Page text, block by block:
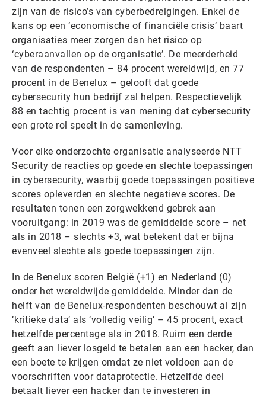
zijn van de risico’s van cyberbedreigingen. Enkel de
kans op een ‘economische of financiële crisis’ baart
organisaties meer zorgen dan het risico op
‘cyberaanvallen op de organisatie’. De meerderheid
van de respondenten – 84 procent wereldwijd, en 77
procent in de Benelux – gelooft dat goede
cybersecurity hun bedrijf zal helpen. Respectievelijk
88 en tachtig procent is van mening dat cybersecurity
een grote rol speelt in de samenleving.
Voor elke onderzochte organisatie analyseerde NTT
Security de reacties op goede en slechte toepassingen
in cybersecurity, waarbij goede toepassingen positieve
scores opleverden en slechte negatieve scores. De
resultaten tonen een zorgwekkend gebrek aan
vooruitgang: in 2019 was de gemiddelde score – net
als in 2018 – slechts +3, wat betekent dat er bijna
evenveel slechte als goede toepassingen zijn.
In de Benelux scoren België (+1) en Nederland (0)
onder het wereldwijde gemiddelde. Minder dan de
helft van de Benelux-respondenten beschouwt al zijn
‘kritieke data’ als ‘volledig veilig’ – 45 procent, exact
hetzelfde percentage als in 2018. Ruim een derde
geeft aan liever losgeld te betalen aan een hacker, dan
een boete te krijgen omdat ze niet voldoen aan de
voorschriften voor dataprotectie. Hetzelfde deel
betaalt liever een hacker dan te investeren in